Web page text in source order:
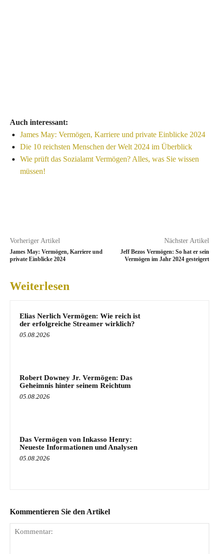
Auch interessant:
James May: Vermögen, Karriere und private Einblicke 2024
Die 10 reichsten Menschen der Welt 2024 im Überblick
Wie prüft das Sozialamt Vermögen? Alles, was Sie wissen
müssen!
Vorheriger Artikel
James May: Vermögen, Karriere und
private Einblicke 2024
Nächster Artikel
Jeff Bezos Vermögen: So hat er sein
Vermögen im Jahr 2024 gesteigert
Weiterlesen
Elias Nerlich Vermögen: Wie reich ist
der erfolgreiche Streamer wirklich?
05.08.2026
Robert Downey Jr. Vermögen: Das
Geheimnis hinter seinem Reichtum
05.08.2026
Das Vermögen von Inkasso Henry:
Neueste Informationen und Analysen
05.08.2026
Kommentieren Sie den Artikel